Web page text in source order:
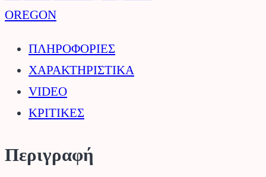
mm
64
OREGON.
ποσότητα
OREGON
ΠΛΗΡΟΦΟΡΙΕΣ
ΧΑΡΑΚΤΗΡΙΣΤΙΚΑ
VIDEO
ΚΡΙΤΙΚΕΣ
Περιγραφή